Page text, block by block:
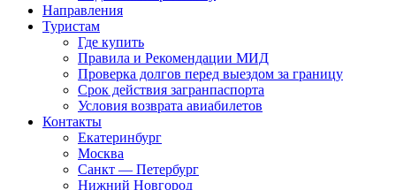
Направления
Туристам
Где купить
Правила и Рекомендации МИД
Проверка долгов перед выездом за границу
Срок действия загранпаспорта
Условия возврата авиабилетов
Контакты
Екатеринбург
Москва
Санкт — Петербург
Нижний Новгород